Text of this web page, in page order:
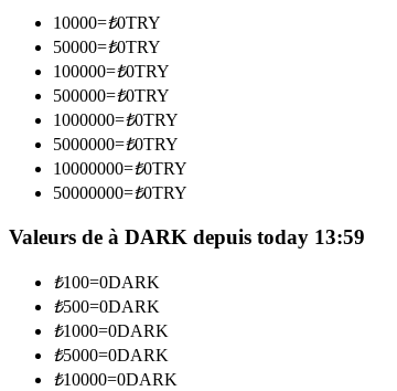
Copie de Trading
Rejoignez les meilleurs traders
10000=₺0TRY
50000=₺0TRY
100000=₺0TRY
500000=₺0TRY
1000000=₺0TRY
5000000=₺0TRY
10000000=₺0TRY
50000000=₺0TRY
Valeurs de à DARK depuis today 13:59
₺100=0DARK
₺500=0DARK
₺1000=0DARK
₺5000=0DARK
₺10000=0DARK